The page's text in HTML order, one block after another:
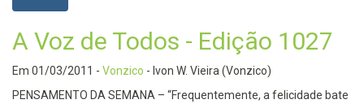
A Voz de Todos - Edição 1027
Em 01/03/2011 - Vonzico - Ivon W. Vieira (Vonzico)
PENSAMENTO DA SEMANA – “Frequentemente, a felicidade bate